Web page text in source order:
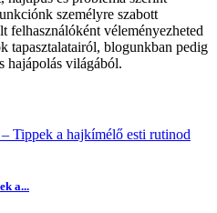
személyre szabott
felhasználóként véleményezheted
tapasztalatairól, blogunkban pedig
hajápolás világából.
a...